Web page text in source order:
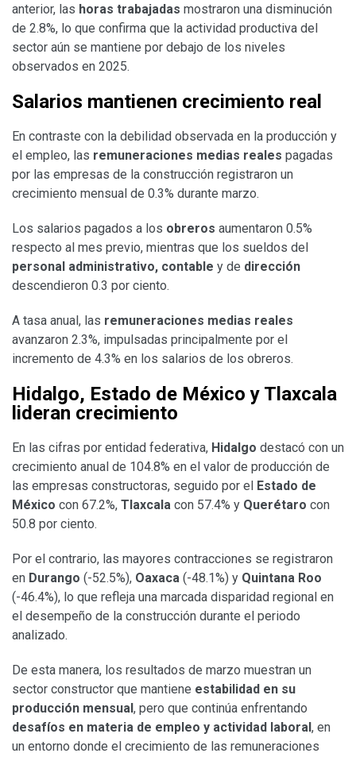
anterior, las horas trabajadas mostraron una disminución
de 2.8%, lo que confirma que la actividad productiva del
sector aún se mantiene por debajo de los niveles
observados en 2025.
Salarios mantienen crecimiento real
En contraste con la debilidad observada en la producción y
el empleo, las remuneraciones medias reales pagadas
por las empresas de la construcción registraron un
crecimiento mensual de 0.3% durante marzo.
Los salarios pagados a los obreros aumentaron 0.5%
respecto al mes previo, mientras que los sueldos del
personal administrativo, contable y de dirección
descendieron 0.3 por ciento.
A tasa anual, las remuneraciones medias reales
avanzaron 2.3%, impulsadas principalmente por el
incremento de 4.3% en los salarios de los obreros.
Hidalgo, Estado de México y Tlaxcala
lideran crecimiento
En las cifras por entidad federativa, Hidalgo destacó con un
crecimiento anual de 104.8% en el valor de producción de
las empresas constructoras, seguido por el Estado de
México con 67.2%, Tlaxcala con 57.4% y Querétaro con
50.8 por ciento.
Por el contrario, las mayores contracciones se registraron
en Durango (-52.5%), Oaxaca (-48.1%) y Quintana Roo
(-46.4%), lo que refleja una marcada disparidad regional en
el desempeño de la construcción durante el periodo
analizado.
De esta manera, los resultados de marzo muestran un
sector constructor que mantiene estabilidad en su
producción mensual, pero que continúa enfrentando
desafíos en materia de empleo y actividad laboral, en
un entorno donde el crecimiento de las remuneraciones